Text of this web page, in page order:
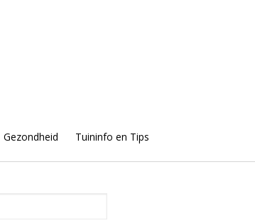
Gezondheid Tuininfo en Tips